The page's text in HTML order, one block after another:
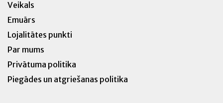
Veikals
Emuārs
Lojalitātes punkti
Par mums
Privātuma politika
Piegādes un atgriešanas politika